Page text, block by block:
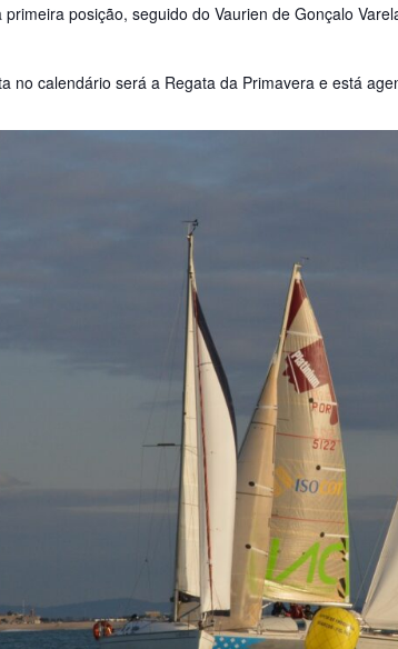
primeira posição, seguido do Vaurien de Gonçalo
no calendário será a Regata da Primavera e está